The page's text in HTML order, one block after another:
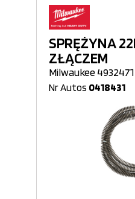
SPRĘŻYNA
ZŁĄCZEM
Milwaukee
Nr Autos 0418431